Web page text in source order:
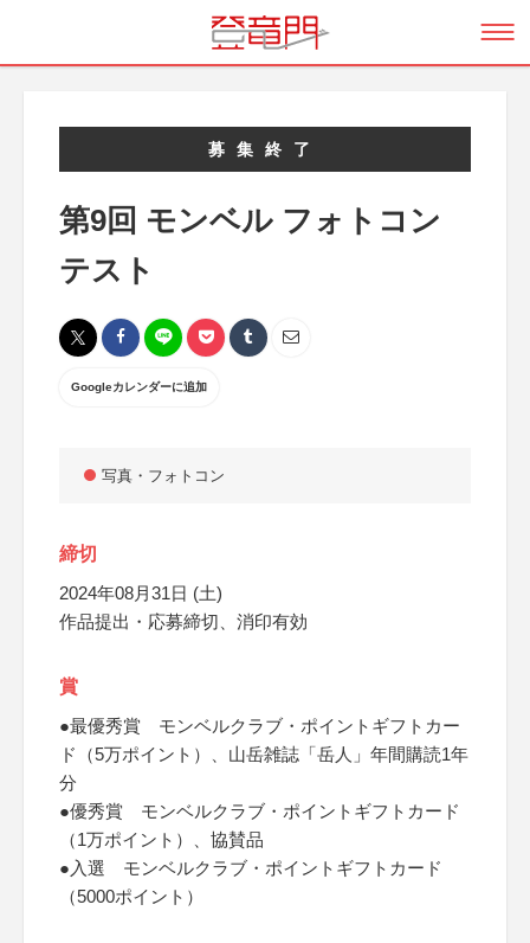
募集終了
第9回 モンベル フォトコン
テスト
Googleカレンダーに追加
写真・フォトコン
締切
2024年08月31日 (土)
作品提出・応募締切、消印有効
賞
●最優秀賞 モンベルクラブ・ポイントギフトカー
ド（5万ポイント）、山岳雑誌「岳人」年間購読1年
分
●優秀賞 モンベルクラブ・ポイントギフトカード
（1万ポイント）、協賛品
●入選 モンベルクラブ・ポイントギフトカード
（5000ポイント）